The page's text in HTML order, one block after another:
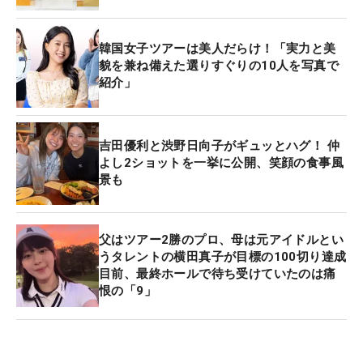
韓国女子ツアーは美人だらけ！「実力と美
貌を兼ね備えた選りすぐりの10人を写真で
紹介」
吉田優利と渋野日向子がギュッとハグ！ 仲
よし2ショットを一挙に公開、笑顔の食事風
景も
父はツアー2勝のプロ、母は元アイドルとい
うタレントの横田真子が目標の100切り達成
目前、最終ホールで待ち受けていたのは痛
恨の「9」